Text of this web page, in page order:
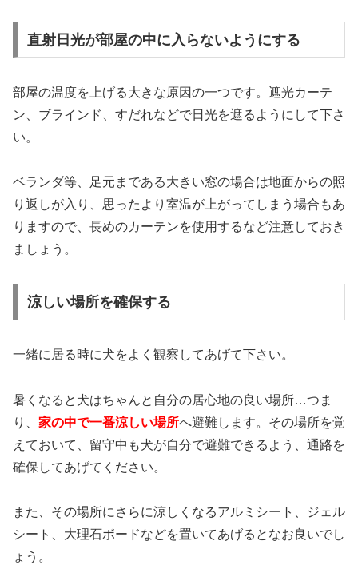
直射日光が部屋の中に入らないようにする
部屋の温度を上げる大きな原因の一つです。遮光カーテ
ン、ブラインド、すだれなどで日光を遮るようにして下さ
い。
ベランダ等、足元まである大きい窓の場合は地面からの照
り返しが入り、思ったより室温が上がってしまう場合もあ
りますので、長めのカーテンを使用するなど注意しておき
ましょう。
涼しい場所を確保する
一緒に居る時に犬をよく観察してあげて下さい。
暑くなると犬はちゃんと自分の居心地の良い場所…つま
り、 家の中で一番涼しい場所へ避難します。その場所を覚
えておいて、留守中も犬が自分で避難できるよう、通路を
確保してあげてください。
また、その場所にさらに涼しくなるアルミシート、ジェル
シート、大理石ボードなどを置いてあげるとなお良いでし
ょう。